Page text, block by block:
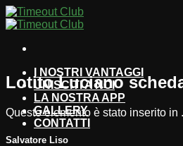
Salta
ai
I NOSTRI VANTAGGI
UNISCITI A NOI
LA NOSTRA APP
GALLERY
CONTATTI
Lotito Luciano
Questo elemento è stato inserito in
Salvatore Liso